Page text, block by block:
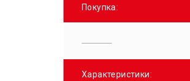
Покупка:
Характеристики: